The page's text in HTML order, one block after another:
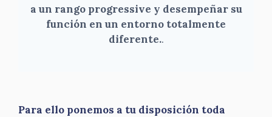
a un rango progressive y desempeñar su
función en un entorno totalmente
diferente..
Para ello ponemos a tu disposición toda